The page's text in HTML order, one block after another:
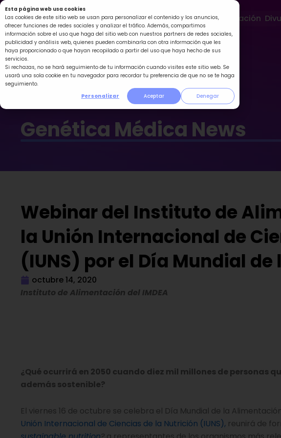
Esta página web usa cookies
Las cookies de este sitio web se usan para personalizar el contenido y los anuncios,
ofrecer funciones de redes sociales y analizar el tráfico. Además, compartimos
información sobre el uso que haga del sitio web con nuestros partners de redes sociales,
publicidad y análisis web, quienes pueden combinarla con otra información que les
haya proporcionado o que hayan recopilado a partir del uso que haya hecho de sus
servicios.
Si rechazas, no se hará seguimiento de tu información cuando visites este sitio web. Se
usará una sola cookie en tu navegador para recordar tu preferencia de que no se te haga
seguimiento.
Personalizar
Aceptar Denegar
Ir
al
contenido
Formación
Genética Médica News
Webinar del Instituto de
la Unión Internacional de
(IUNS) por el Día Mundial
octubre 14, 2020
Instituto de Alimentación del IMDEA
¿Qué ocurrirá en 2050 cuando diez mil millones de personas
además sostenible?
El viernes 16 de octubre se celebra el Día Mundial de la
Unión Internacional de Ciencias de la Nutrición (IUNS), reunirá de